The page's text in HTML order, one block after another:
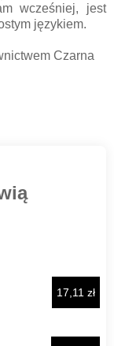
wcześniej, jest
językiem.
Czarna